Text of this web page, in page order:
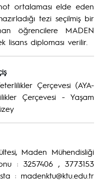
ortalaması elde eden
tezi seçilmiş bir
öğrencilere MADEN
lisans diploması verilir.
Çerçevesi (AYA-
Çerçevesi - Yaşam
Maden Mühendisliği
: 3257406 , 3773153
: madenktu@ktu.edu.tr